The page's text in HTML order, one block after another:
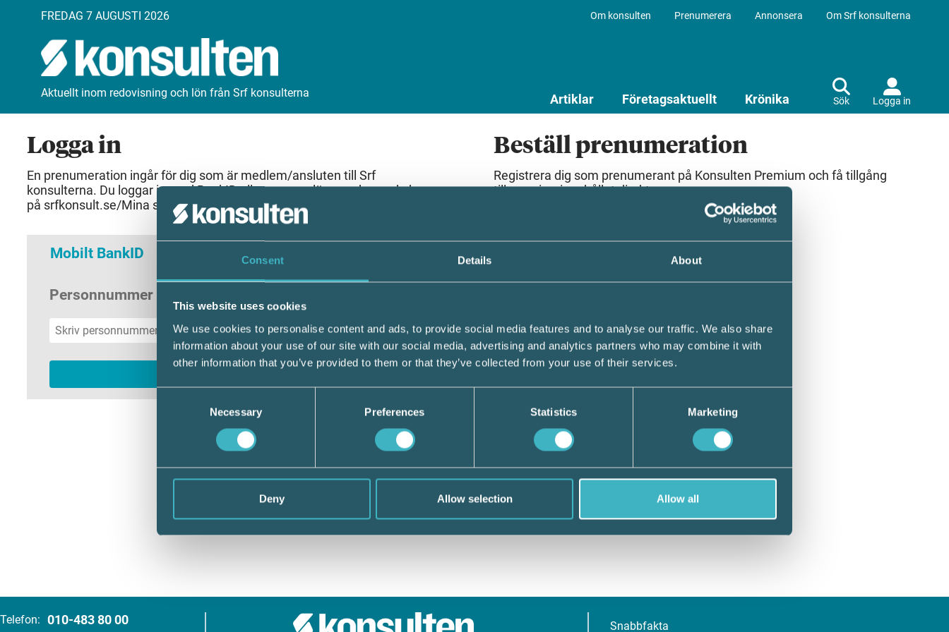
Consent Details About
This website uses cookies
We use cookies to personalise content and ads, to provide social media features and to analyse our traffic. We also share
information about your use of our site with our social media, advertising and analytics partners who may combine it with
other information that you’ve provided to them or that they’ve collected from your use of their services.
Necessary Preferences Statistics Marketing
Deny Allow selection Allow all
FREDAG 7 AUGUSTI 2026 Om konsulten Prenumerera Annonsera Om Srf konsulterna
Aktuellt inom redovisning och lön från Srf konsulterna Artiklar Företagsaktuellt Krönika Sök Logga in
Logga in
En prenumeration ingår för dig som är medlem/ansluten till Srf
konsulterna. Du loggar in med BankID eller samma lösenord som du har
på srfkonsult.se/Mina sidor
Mobilt BankID Lösenord
Personnummer
Beställ prenumeration
Registrera dig som prenumerant på Konsulten Premium och få tillgång
till premiuminnehållet direkt.
Telefon: 010-483 80 00 Snabbfakta